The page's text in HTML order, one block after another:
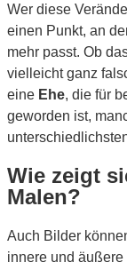
Wer diese
einen Punkt, an
mehr passt. Ob
vielleicht ganz
eine Ehe, die für
geworden ist,
Wie zeigt
Malen?
Auch Bilder
innere und